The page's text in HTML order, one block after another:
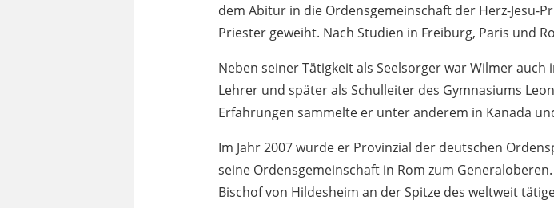
dem Abitur in die Ordensgemeinschaft der Herz-Jesu-
Priester geweiht. Nach Studien in Freiburg, Paris und
Neben seiner Tätigkeit als Seelsorger war Wilmer
Lehrer und später als Schulleiter des Gymnasiums
Erfahrungen sammelte er unter anderem in Kanada
Im Jahr 2007 wurde er Provinzial der deutschen
seine Ordensgemeinschaft in Rom zum
Bischof von Hildesheim an der Spitze des weltweit